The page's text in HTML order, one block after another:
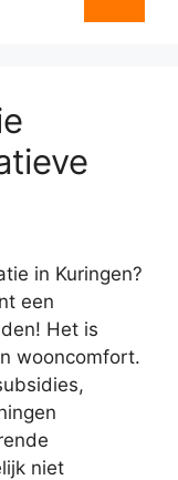
in Kuringen?
een
Het is
wooncomfort.
niet